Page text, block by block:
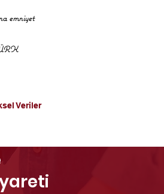
emniyet
Veriler